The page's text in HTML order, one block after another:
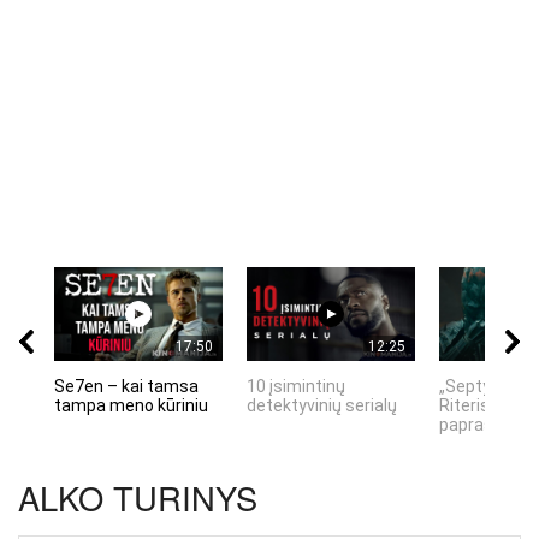
17:50
Se7en – kai tamsa
tampa meno kūriniu
12:25
10 įsimintinų
detektyvinių serialų
„Septynių
Riteris" – kai
ALKO TURINYS